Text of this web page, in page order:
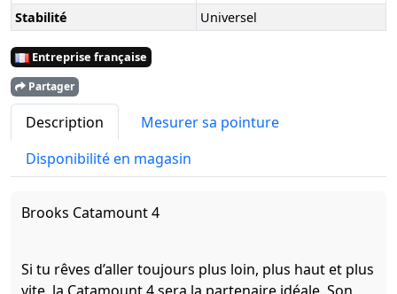
Stabilité
Universel
Entreprise française
Partager
Description
Mesurer sa pointure
Disponibilité en magasin
Brooks Catamount 4
Si tu rêves d’aller toujours plus loin, plus haut et plus